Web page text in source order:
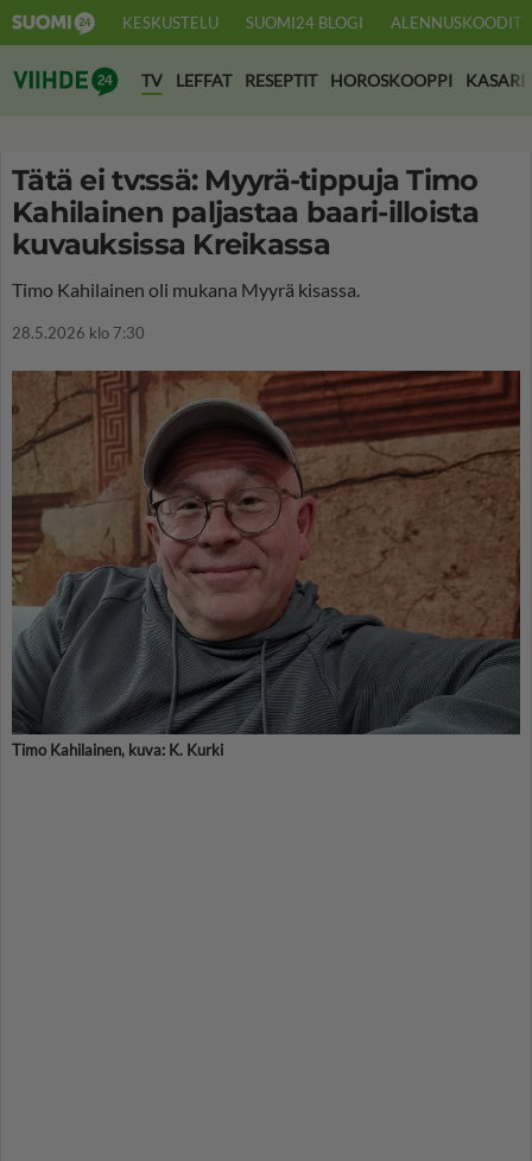
KESKUSTELU SUOMI24 BLOGI ALENNUSKOODIT
Suomi24 Viihde
TV LEFFAT RESEPTIT HOROSKOOPPI KASARI
Tätä ei tv:ssä: Myyrä-tippuja Timo
Kahilainen paljastaa baari-illoista
kuvauksissa Kreikassa
Timo Kahilainen oli mukana Myyrä kisassa.
28.5.2026 klo 7:30
Timo Kahilainen, kuva: K. Kurki